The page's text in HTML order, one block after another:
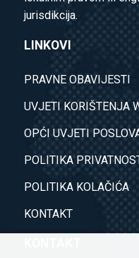
jurisdikcija.
LINKOVI
PRAVNE OBAVIJESTI
UVJETI KORIŠTENJA
OPĆI UVJETI
POLITIKA
POLITIKA KOLAČIĆA
KONTAKT